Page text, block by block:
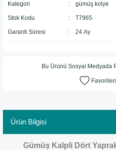
Kategori gümüş kolye
Stok Kodu T7965
Garanti Süresi 24 Ay
Bu Ürünü Sosyal Medyada
Ürün Bilgisi
Gümüş Kalpli Dört